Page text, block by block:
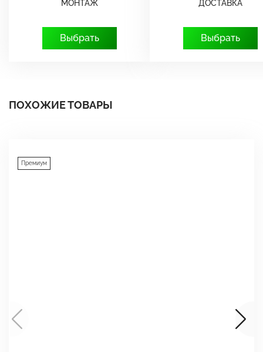
МОНТАЖ
Выбрать
ДОСТАВКА
Выбрать
ПОХОЖИЕ ТОВАРЫ
Премиум